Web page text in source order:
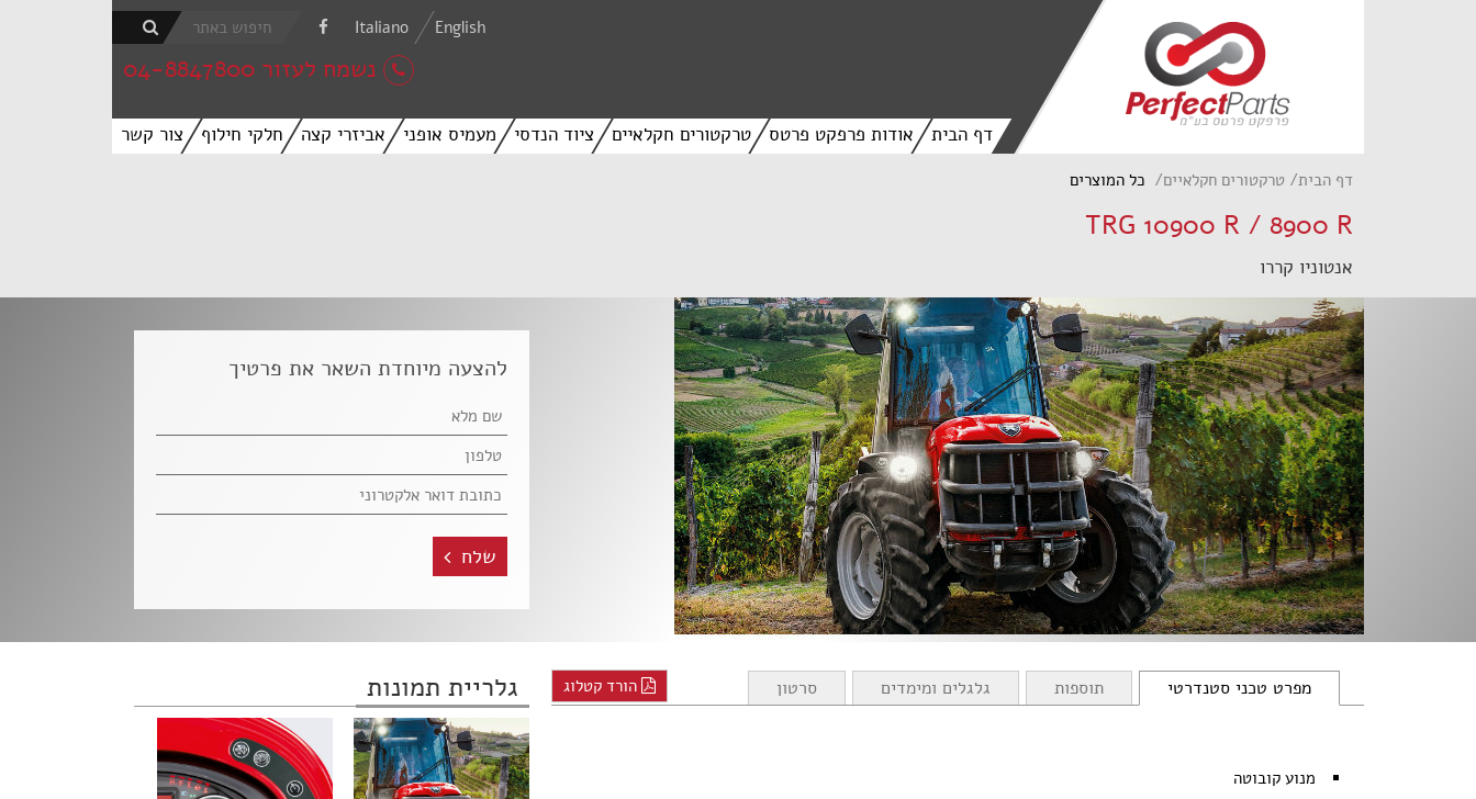
English
Italiano
נשמח לעזור 04-8847800
דף הבית אודות פרפקט פרטס טרקטורים חקלאיים ציוד הנדסי מעמיס אופני אביזרי קצה חלקי חילוף צור קשר
דף הבית טרקטורים חקלאיים כל המוצרים
TRG 10900 R / 8900 R
אנטוניו קררו
להצעה מיוחדת השאר את פרטיך
שלח
מפרט טכני סטנדרטי תוספות גלגלים ומימדים סרטון הורד קטלוג
מנוע קובוטה
גלריית תמונות